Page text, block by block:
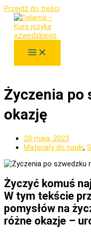
Przejdź do treści
Życzenia po
okazję
20 maja, 2023
Materiały do nauki,
Życzyć komuś
W tym tekście
pomysłów na
różne okazje –